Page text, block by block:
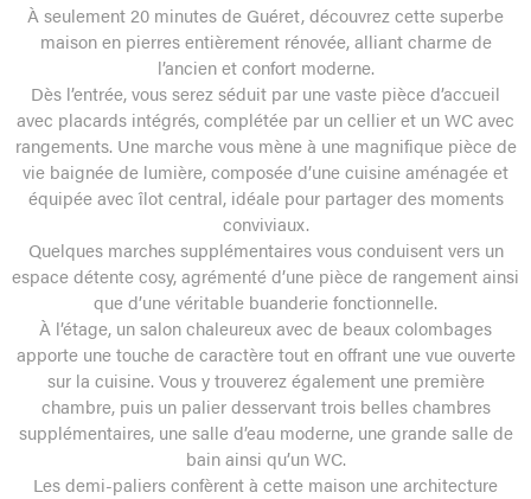
À seulement 20 minutes de Guéret, découvrez cette superbe
maison en pierres entièrement rénovée, alliant charme de
l’ancien et confort moderne.
Dès l’entrée, vous serez séduit par une vaste pièce d’accueil
avec placards intégrés, complétée par un cellier et un WC avec
rangements. Une marche vous mène à une magnifique pièce de
vie baignée de lumière, composée d’une cuisine aménagée et
équipée avec îlot central, idéale pour partager des moments
conviviaux.
Quelques marches supplémentaires vous conduisent vers un
espace détente cosy, agrémenté d’une pièce de rangement ainsi
que d’une véritable buanderie fonctionnelle.
À l’étage, un salon chaleureux avec de beaux colombages
apporte une touche de caractère tout en offrant une vue ouverte
sur la cuisine. Vous y trouverez également une première
chambre, puis un palier desservant trois belles chambres
supplémentaires, une salle d’eau moderne, une grande salle de
bain ainsi qu’un WC.
Les demi-paliers confèrent à cette maison une architecture